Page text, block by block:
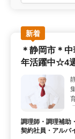
では、建築施工
施設や商業施設
や積算、現場代
富な方々が活躍
されます。 ＜充
ス重視＞ 年間
で、プライベー
ています。さら
やすい環境で
町駅からの車通
場です。建築業
豊富な方にとっ
展の場となるこ
新着
＊静岡市＊
年活躍中☆4
調理師・調理補助
契約社員・アルバ